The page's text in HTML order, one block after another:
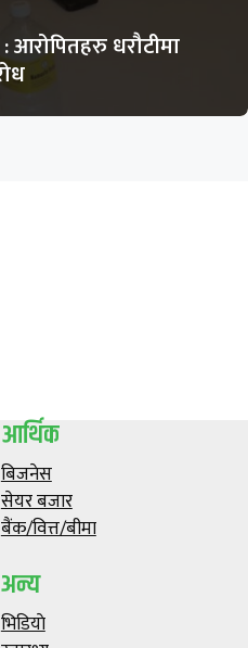
आरोपितहरु धरौटीमा
आर्थिक
बिजनेस
सेयर बजार
बैंक/वित्त/बीमा
अन्य
भिडियाे